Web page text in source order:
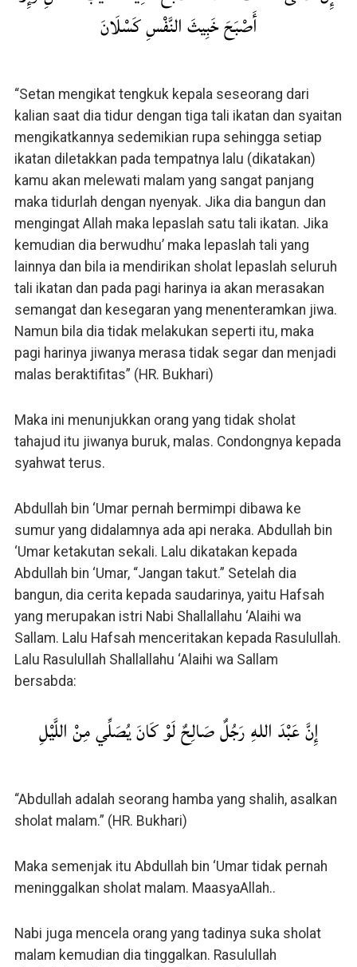
أَصْبَحَ خَبِيثَ النَّفْسِ كَسْلَانَ
“Setan mengikat tengkuk kepala seseorang dari
kalian saat dia tidur dengan tiga tali ikatan dan syaitan
mengikatkannya sedemikian rupa sehingga setiap
ikatan diletakkan pada tempatnya lalu (dikatakan)
kamu akan melewati malam yang sangat panjang
maka tidurlah dengan nyenyak. Jika dia bangun dan
mengingat Allah maka lepaslah satu tali ikatan. Jika
kemudian dia berwudhu’ maka lepaslah tali yang
lainnya dan bila ia mendirikan sholat lepaslah seluruh
tali ikatan dan pada pagi harinya ia akan merasakan
semangat dan kesegaran yang menenteramkan jiwa.
Namun bila dia tidak melakukan seperti itu, maka
pagi harinya jiwanya merasa tidak segar dan menjadi
malas beraktifitas” (HR. Bukhari)
Maka ini menunjukkan orang yang tidak sholat
tahajud itu jiwanya buruk, malas. Condongnya kepada
syahwat terus.
Abdullah bin ‘Umar pernah bermimpi dibawa ke
sumur yang didalamnya ada api neraka. Abdullah bin
‘Umar ketakutan sekali. Lalu dikatakan kepada
Abdullah bin ‘Umar, “Jangan takut.” Setelah dia
bangun, dia cerita kepada saudarinya, yaitu Hafsah
yang merupakan istri Nabi Shallallahu ‘Alaihi wa
Sallam. Lalu Hafsah menceritakan kepada Rasulullah.
Lalu Rasulullah Shallallahu ‘Alaihi wa Sallam
bersabda:
إِنَّ عَبْدَ اللهِ رَجُلٌ صَالِحٌ لَوْ كَانَ يُصَلِّي مِنْ اللَّيْلِ
“Abdullah adalah seorang hamba yang shalih, asalkan
sholat malam.” (HR. Bukhari)
Maka semenjak itu Abdullah bin ‘Umar tidak pernah
meninggalkan sholat malam. MaasyaAllah..
Nabi juga mencela orang yang tadinya suka sholat
malam kemudian dia tinggalkan. Rasulullah